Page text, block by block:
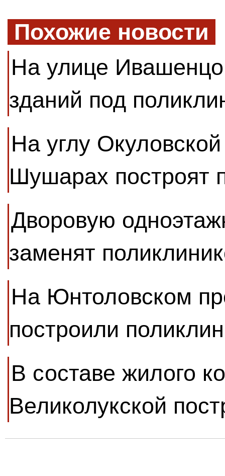
Похожие новости
На улице
зданий под
На углу
Шушарах построят
Дворовую
заменят
На Юнтоловском
построили
В составе жилого
Великолукской